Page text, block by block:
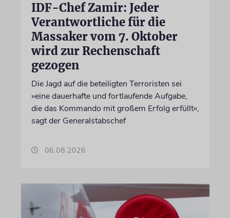
IDF-Chef Zamir: Jeder
Verantwortliche für die
Massaker vom 7. Oktober
wird zur Rechenschaft
gezogen
Die Jagd auf die beteiligten Terroristen sei
»eine dauerhafte und fortlaufende Aufgabe,
die das Kommando mit großem Erfolg erfüllt«,
sagt der Generalstabschef
06.08.2026